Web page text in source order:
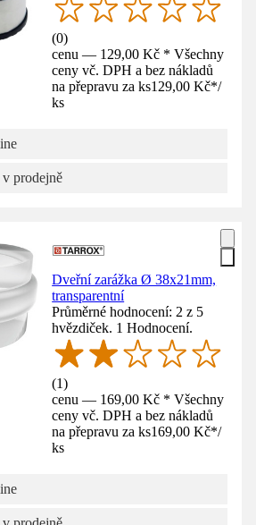
(0)
cenu — 129,00 Kč * Všechny
ceny vč. DPH a bez nákladů
na přepravu za ks129,00 Kč*/
ks
prodejně
Dveřní zarážka Ø 38x21mm,
transparentní
Průměrné hodnocení: 2 z 5
hvězdiček. 1 Hodnocení.
(1)
cenu — 169,00 Kč * Všechny
ceny vč. DPH a bez nákladů
na přepravu za ks169,00 Kč*/
ks